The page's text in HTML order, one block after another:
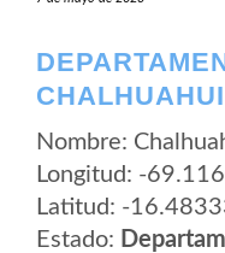
Nombre:
Longitud: -
Latitud: -
Estado: